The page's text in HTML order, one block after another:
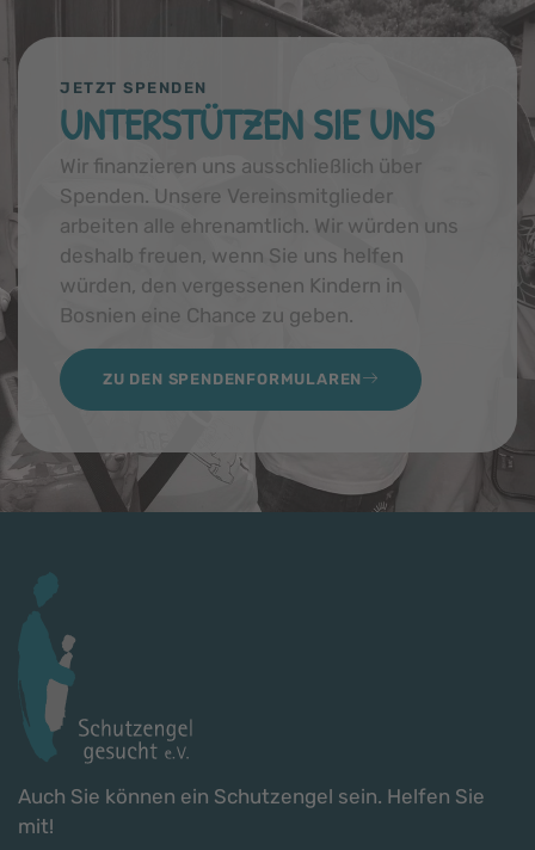
JETZT SPENDEN
UNTERSTÜTZEN SIE UNS
Wir finanzieren uns ausschließlich über
Spenden. Unsere Vereinsmitglieder
arbeiten alle ehrenamtlich. Wir würden uns
deshalb freuen, wenn Sie uns helfen
würden, den vergessenen Kindern in
Bosnien eine Chance zu geben.
ZU DEN SPENDENFORMULAREN
Auch Sie können ein Schutzengel sein. Helfen Sie
mit!